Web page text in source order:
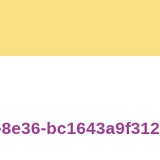
bc1643a9f312